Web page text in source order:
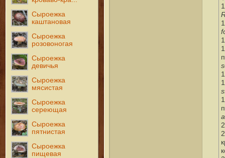
Сыроежка
каштановая
Сыроежка
розовоногая
Сыроежка
девичья
Сыроежка
мясистая
Сыроежка
сереющая
Сыроежка
пятнистая
Сыроежка
пищевая